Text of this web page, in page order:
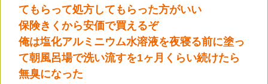
てもらって処方してもらった方がいい
保険きくから安価で買えるぞ
俺は塩化アルミニウム水溶液を夜寝る前に塗っ
て朝風呂場で洗い流すを1ヶ月くらい続けたら
無臭になった